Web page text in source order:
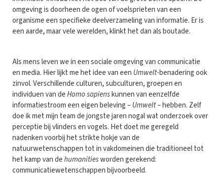
omgeving is doorheen de ogen of voelsprieten van een
organisme een specifieke deelverzameling van informatie. Er is
een aarde, maar vele werelden, klinkt het dan als boutade.
Als mens leven we in een sociale omgeving van communicatie
en media. Hier lijkt me het idee van een Umwelt-benadering ook
zinvol. Verschillende culturen, subculturen, groepen en
individuen van deHomo sapienskunnen van eenzelfde
informatiestroom een eigen beleving –Umwelt– hebben. Zelf
doe ik met mijn team de jongste jaren nogal wat onderzoek over
perceptie bij vlinders en vogels. Het doet me geregeld
nadenken voorbij het strikte hokje van de
natuurwetenschappen tot in vakdomeinen die traditioneel tot
het kamp van dehumanitiesworden gerekend:
communicatiewetenschappen bijvoorbeeld.